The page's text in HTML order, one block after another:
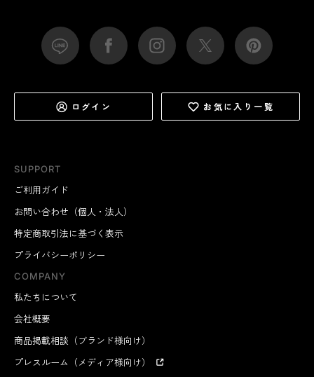
SUPPORT
ご利用ガイド
お問い合わせ（個人・法人）
特定商取引法に基づく表示
プライバシーポリシー
COMPANY
私たちについて
会社概要
商品掲載相談（ブランド様向け）
プレスルーム（メディア様向け）
ログイン お気に入り一覧